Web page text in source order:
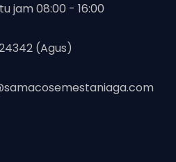
jam 08:00 - 16:00
(Agus)